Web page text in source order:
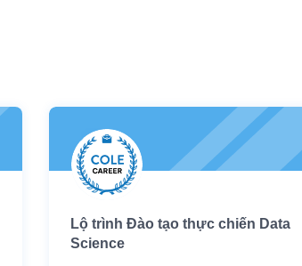
Lộ trình Đào tạo thực chiến Data
Science